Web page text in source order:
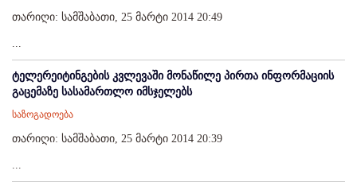
თარიღი: სამშაბათი, 25 მარტი 2014 20:49
...
ტელერეიტინგების კვლევაში მონაწილე პირთა ინფორმაციის
გაცემაზე სასამართლო იმსჯელებს
საზოგადოება
თარიღი: სამშაბათი, 25 მარტი 2014 20:39
...